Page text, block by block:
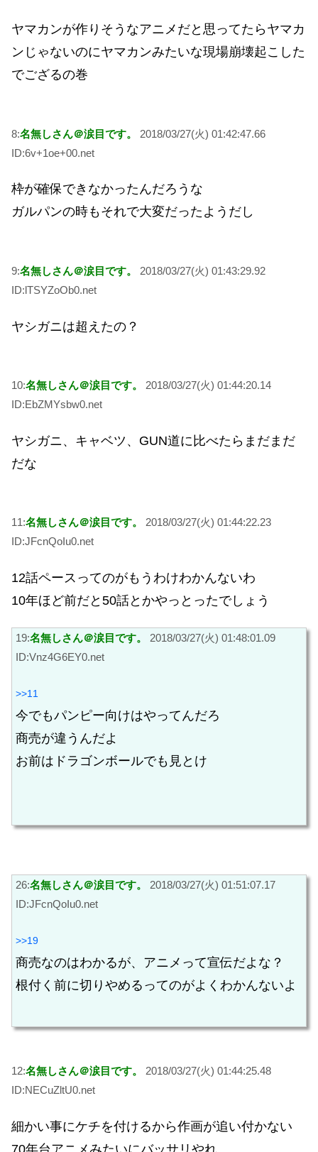
ヤマカンが作りそうなアニメだと思ってたらヤマカ
ンじゃないのにヤマカンみたいな現場崩壊起こした
でござるの巻
8:名無しさん＠涙目です。
2018/03/27(火) 01:42:47.66
ID:6v+1oe+00.net
枠が確保できなかったんだろうな
ガルパンの時もそれで大変だったようだし
9:名無しさん＠涙目です。
2018/03/27(火) 01:43:29.92
ID:lTSYZoOb0.net
ヤシガニは超えたの？
10:名無しさん＠涙目です。
2018/03/27(火) 01:44:20.14
ID:EbZMYsbw0.net
ヤシガニ、キャベツ、GUN道に比べたらまだまだ
だな
11:名無しさん＠涙目です。
2018/03/27(火) 01:44:22.23
ID:JFcnQoIu0.net
12話ペースってのがもうわけわかんないわ
10年ほど前だと50話とかやっとったでしょう
19:名無しさん＠涙目です。
2018/03/27(火) 01:48:01.09
ID:Vnz4G6EY0.net
>>11
今でもパンピー向けはやってんだろ
商売が違うんだよ
お前はドラゴンボールでも見とけ
26:名無しさん＠涙目です。
2018/03/27(火) 01:51:07.17
ID:JFcnQoIu0.net
>>19
商売なのはわかるが、アニメって宣伝だよな？
根付く前に切りやめるってのがよくわかんないよ
12:名無しさん＠涙目です。
2018/03/27(火) 01:44:25.48
ID:NECuZltU0.net
細かい事にケチを付けるから作画が追い付かない
70年台アニメみたいにバッサリやれ